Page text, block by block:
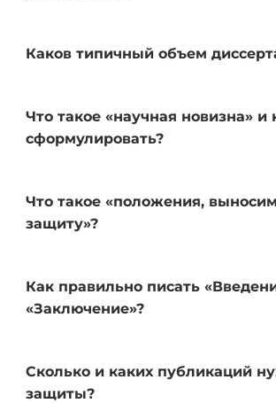
Каков типичный объем
Что такое «научная новизна» и
сформулировать?
Что такое «положения,
защиту»?
Как правильно писать
«Заключение»?
Сколько и каких публикаций
защиты?